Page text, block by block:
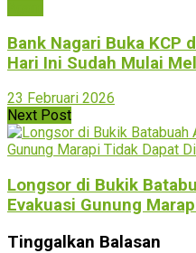
Bank Nagari Buka KCP
Hari Ini Sudah Mulai
23 Februari 2026
Next Post
Longsor di Bukik
Evakuasi Gunung
Tinggalkan Balasan